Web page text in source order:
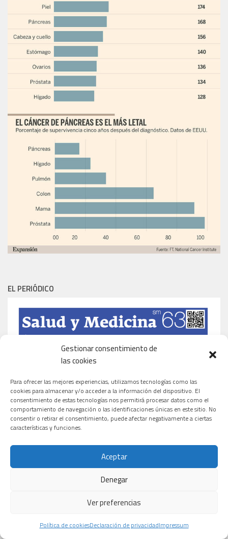
Gestionar consentimiento de
las cookies
Para ofrecer las mejores experiencias, utilizamos tecnologías como las
cookies para almacenar y/o acceder a la información del dispositivo. El
consentimiento de estas tecnologías nos permitirá procesar datos como el
comportamiento de navegación o las identificaciones únicas en este sitio. No
consentir o retirar el consentimiento, puede afectar negativamente a ciertas
características y funciones.
Aceptar
Denegar
Ver preferencias
Política de cookiesDeclaración de privacidadImpressum
EL PERIÓDICO